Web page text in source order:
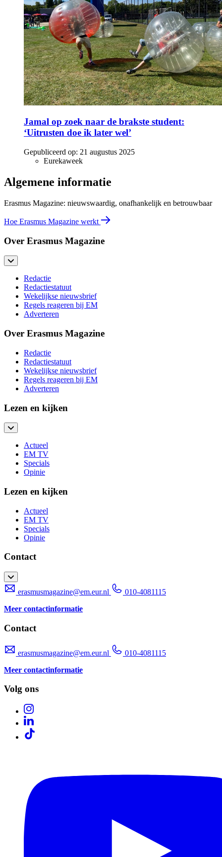
Jamal op zoek naar de brakste student:
‘Uitrusten doe ik later wel’
Gepubliceerd op: 21 augustus 2025
Eurekaweek
Algemene informatie
Erasmus Magazine: nieuwswaardig, onafhankelijk en betrouwbaar
Hoe Erasmus Magazine werkt
Over Erasmus Magazine
Redactie
Redactiestatuut
Wekelijkse nieuwsbrief
Regels reageren bij EM
Adverteren
Over Erasmus Magazine
Redactie
Redactiestatuut
Wekelijkse nieuwsbrief
Regels reageren bij EM
Adverteren
Lezen en kijken
Actueel
EM TV
Specials
Opinie
Lezen en kijken
Actueel
EM TV
Specials
Opinie
Contact
erasmusmagazine@em.eur.nl
010-4081115
Meer contactinformatie
Contact
erasmusmagazine@em.eur.nl
010-4081115
Meer contactinformatie
Volg ons